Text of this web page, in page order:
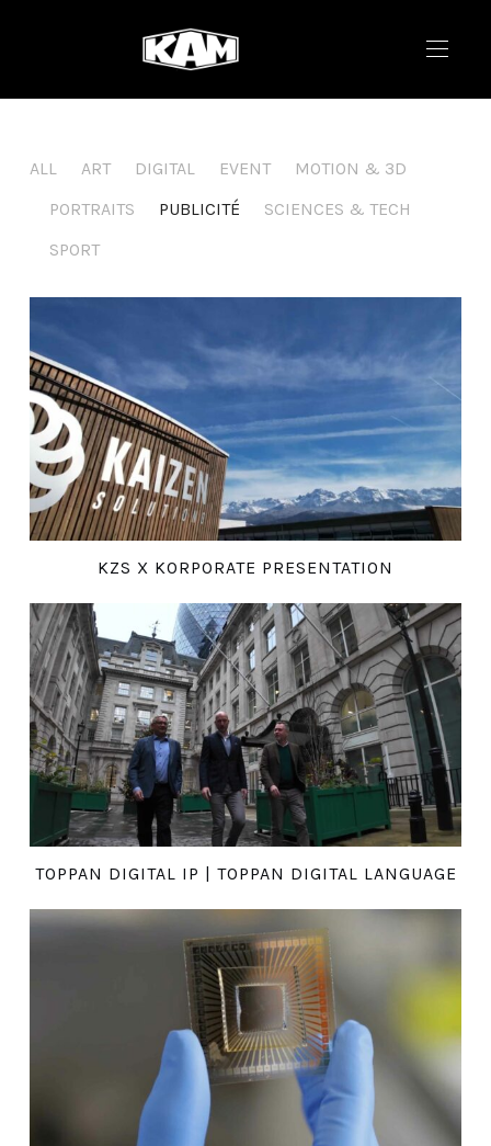
ALL ART DIGITAL EVENT
MOTION & 3D
PORTRAITS
PUBLICITÉ
SCIENCES & TECH
SPORT
KZS X KORPORATE PRESENTATION
TOPPAN DIGITAL IP | TOPPAN DIGITAL LANGUAGE